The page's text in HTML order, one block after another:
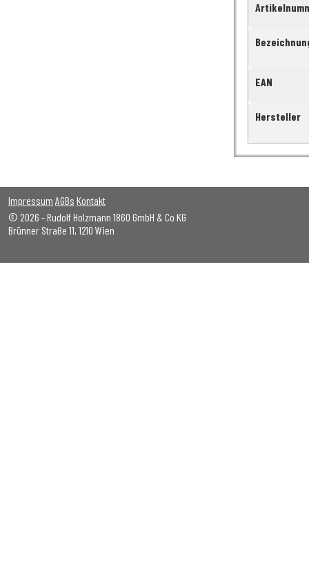
EAN
Hersteller
Impressum AGBs Kontakt
© 2026 - Rudolf Holzmann 1860 GmbH & Co KG
Brünner Straße 11, 1210 Wien